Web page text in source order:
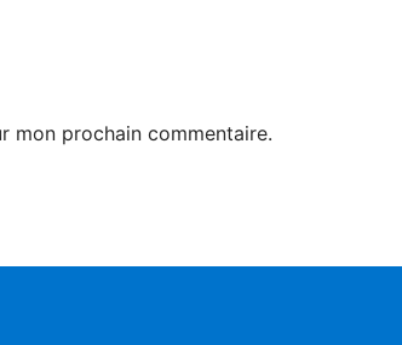
mon prochain commentaire.